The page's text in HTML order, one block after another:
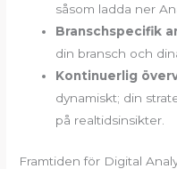
såsom ladda ner
Branschspecifik
din bransch och
Kontinuerlig
dynamiskt; din
på realtidsinsikter.
Framtiden för Digital